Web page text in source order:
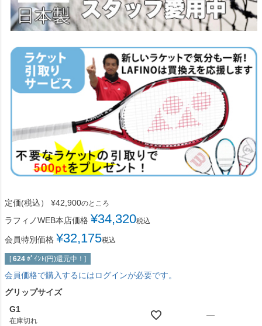
定価(税込） ¥42,900のところ
ラフィノWEB本店価格 ¥34,320税込
会員特別価格 ¥32,175税込
[ 624 ﾎﾟｲﾝﾄ(円)還元中！]
会員価格で購入するにはログインが必要です。
グリップサイズ
G1
在庫切れ
—